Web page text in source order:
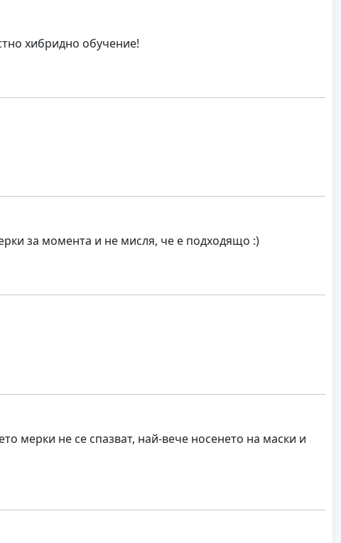
хибридно обучение!
за момента и не мисля, че е подходящо :)
мерки не се спазват, най-вече носенето на маски и